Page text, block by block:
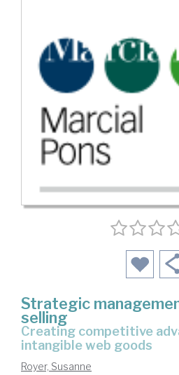
Strategic
selling
creating competitive advantage with
intangible web goods
Royer, Susanne